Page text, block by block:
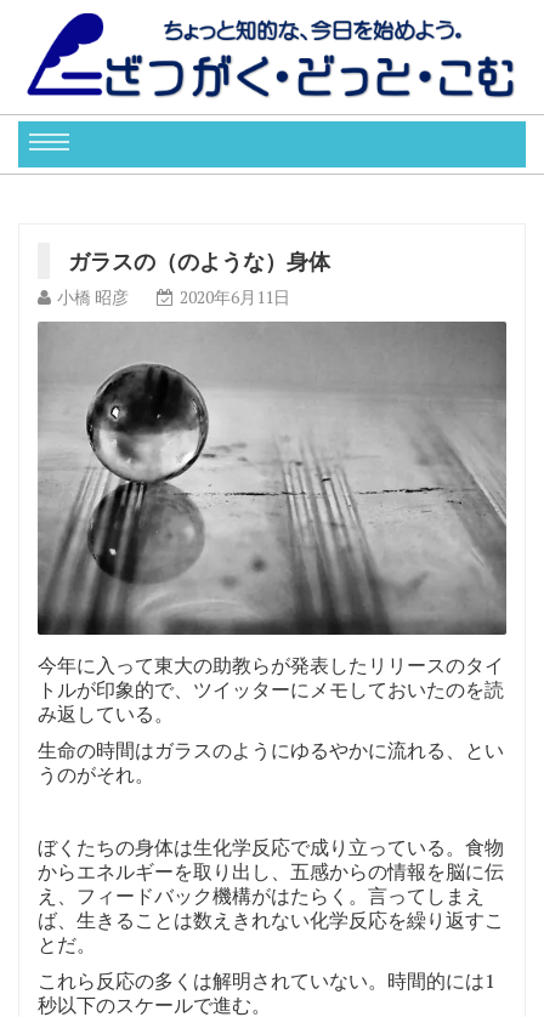
ガラスの（のような）身体
小橋 昭彦 2020年6月11日
今年に入って東大の助教らが発表したリリースのタイ
トルが印象的で、ツイッターにメモしておいたのを読
み返している。
生命の時間はガラスのようにゆるやかに流れる、とい
うのがそれ。
ぼくたちの身体は生化学反応で成り立っている。食物
からエネルギーを取り出し、五感からの情報を脳に伝
え、フィードバック機構がはたらく。言ってしまえ
ば、生きることは数えきれない化学反応を繰り返すこ
とだ。
これら反応の多くは解明されていない。時間的には1
秒以下のスケールで進む。